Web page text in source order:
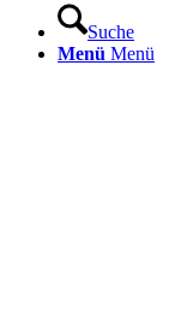
Suche
Menü Menü